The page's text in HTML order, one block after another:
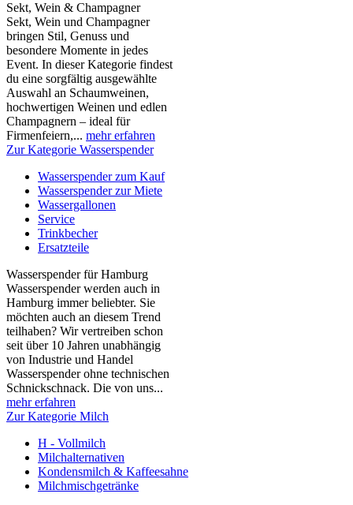
Sekt, Wein & Champagner
Sekt, Wein und Champagner
bringen Stil, Genuss und
besondere Momente in jedes
Event. In dieser Kategorie findest
du eine sorgfältig ausgewählte
Auswahl an Schaumweinen,
hochwertigen Weinen und edlen
Champagnern – ideal für
Firmenfeiern,... mehr erfahren
Zur Kategorie Wasserspender
Wasserspender zum Kauf
Wasserspender zur Miete
Wassergallonen
Service
Trinkbecher
Ersatzteile
Wasserspender für Hamburg
Wasserspender werden auch in
Hamburg immer beliebter. Sie
möchten auch an diesem Trend
teilhaben? Wir vertreiben schon
seit über 10 Jahren unabhängig
von Industrie und Handel
Wasserspender ohne technischen
Schnickschnack. Die von uns...
mehr erfahren
Zur Kategorie Milch
H - Vollmilch
Milchalternativen
Kondensmilch & Kaffeesahne
Milchmischgetränke